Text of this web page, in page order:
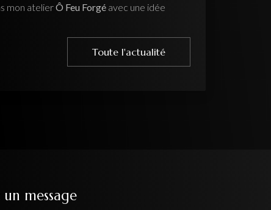
mon atelierÔ Feu Forgé avec une idée
Toute l'actualité
un message